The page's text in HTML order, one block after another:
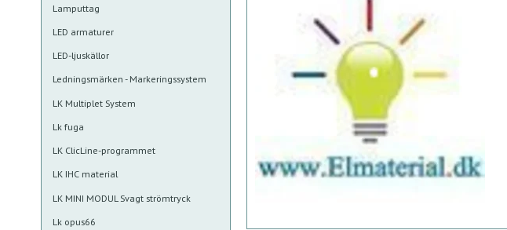
Lamputtag
LED armaturer
LED-ljuskällor
Ledningsmärken - Markeringssystem
LK Multiplet System
Lk fuga
LK ClicLine-programmet
LK IHC material
LK MINI MODUL Svagt strömtryck
Lk opus66